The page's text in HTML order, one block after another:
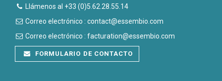
Llámenos al +33 (0)5.62.28.55.14
Correo electrónico : contact@essembio.com
Correo electrónico : facturation@essembio.com
FORMULARIO DE CONTACTO